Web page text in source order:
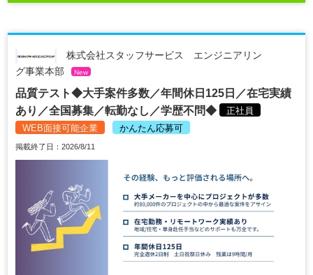
株式会社スタッフサービス エンジニアリン
グ事業本部
New
品質テスト◆大手案件多数／年間休日125日／在宅実績
あり／全国募集／転勤なし／学歴不問◆
正社員
WEB面接可能企業
かんたん応募可
掲載終了日：2026/8/11